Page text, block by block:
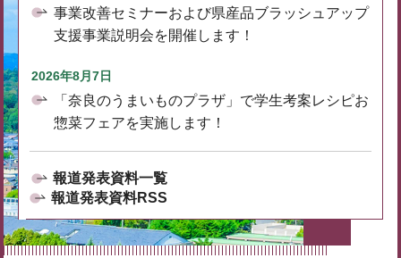
事業改善セミナーおよび県産品ブラッシュアップ
支援事業説明会を開催します！
2026年8月7日
「奈良のうまいものプラザ」で学生考案レシピお
惣菜フェアを実施します！
報道発表資料一覧
報道発表資料RSS